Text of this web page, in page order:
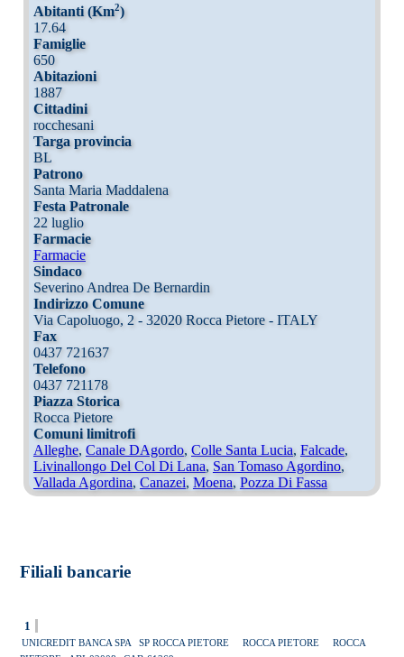
Abitanti (Km2)
17.64
Famiglie
650
Abitazioni
1887
Cittadini
rocchesani
Targa provincia
BL
Patrono
Santa Maria Maddalena
Festa Patronale
22 luglio
Farmacie
Farmacie
Sindaco
Severino Andrea De Bernardin
Indirizzo Comune
Via Capoluogo, 2 - 32020 Rocca Pietore - ITALY
Fax
0437 721637
Telefono
0437 721178
Piazza Storica
Rocca Pietore
Comuni limitrofi
Alleghe, Canale DAgordo, Colle Santa Lucia, Falcade,
Livinallongo Del Col Di Lana, San Tomaso Agordino,
Vallada Agordina, Canazei, Moena, Pozza Di Fassa
Filiali bancarie
1
UNICREDIT BANCA SPA SP ROCCA PIETORE ROCCA PIETORE
ROCCA